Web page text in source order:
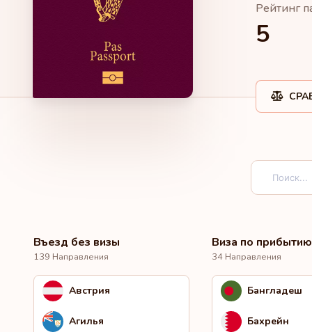
Рейтинг
5
Въезд без визы
139 Направления
Австрия
Агилья
Виза по прибытию
34 Направления
Бангладеш
Бахрейн